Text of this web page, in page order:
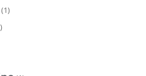
(1)